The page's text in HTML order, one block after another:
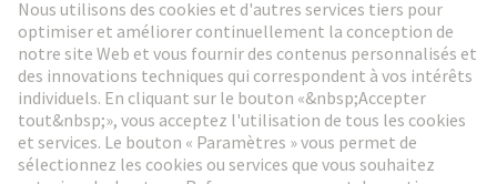
Aller à l'inscription